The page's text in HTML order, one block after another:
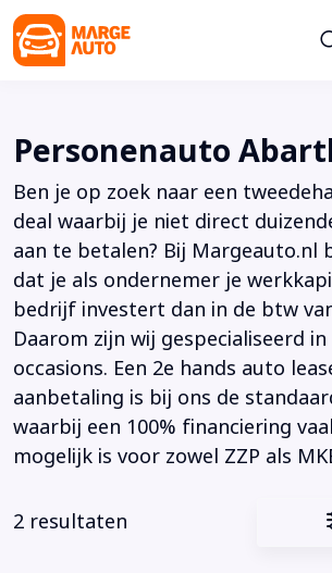
Personenauto
Ben je op zoek naar een
deal waarbij je niet direct
aan te betalen? Bij Margeauto.nl
dat je als ondernemer je
bedrijf investert dan in de btw
Daarom zijn wij gespecialiseerd
occasions. Een 2e hands auto
aanbetaling is bij ons de
waarbij een 100% financiering
mogelijk is voor zowel ZZP als
2 resultaten